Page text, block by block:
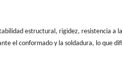
estructural, rigidez, resistencia a
el conformado y la soldadura, lo que